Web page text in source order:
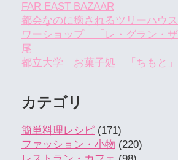
FAR EAST BAZAAR
都会なのに癒されるツリーハウ
ワーショップ 「レ・グラン・
尾
都立大学 お菓子処 「ちもと
カテゴリ
簡単料理レシピ (171)
ファッション・小物 (220)